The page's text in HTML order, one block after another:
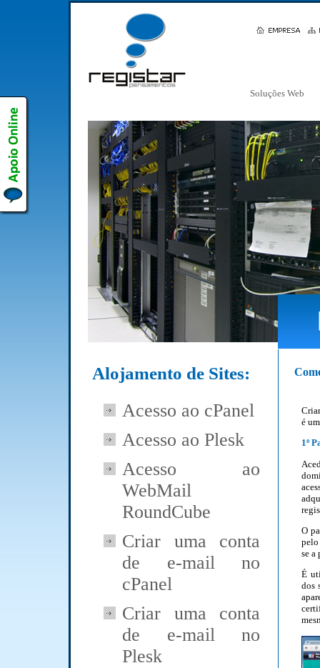
Soluções Web
Alojamento de Sites:
Acesso ao cPanel
Acesso ao Plesk
Acesso ao
WebMail
RoundCube
Criar uma conta
de e-mail no
cPanel
Criar uma conta
de e-mail no
Plesk
é
1º
O
pelo
se a
É
dos